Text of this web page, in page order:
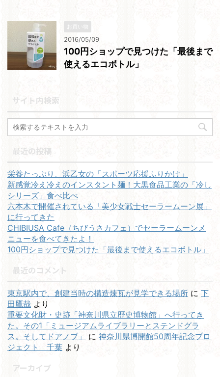
お買い物
2016/05/09
100円ショップで見つけた「最後まで
使えるエコボトル」
サイト内検索
最近の投稿
栄養たっぷり、浜乙女の「スポーツ応援ふりかけ」
新感覚冷え冷えのインスタント麺！大黒食品工業の「冷し
シリーズ」食べ比べ
六本木で開催されている「美少女戦士セーラームーン展」
に行ってきた
CHIBIUSA Cafe（ちびうさカフェ）でセーラームーンメ
ニューを食べてきたよ！
100円ショップで見つけた「最後まで使えるエコボトル」
最近のコメント
東京駅内で、創建当時の構造煉瓦が見学できる場所 に 下
田鷹哉 より
重要文化財・史跡「神奈川県立歴史博物館」へ行ってき
た。その1「ミュージアムライブラリーとステンドグラ
ス。そしてドアノブ」
に 神奈川県博開館50周年記念プロ
ジェクト 千葉 より
アーカイブ